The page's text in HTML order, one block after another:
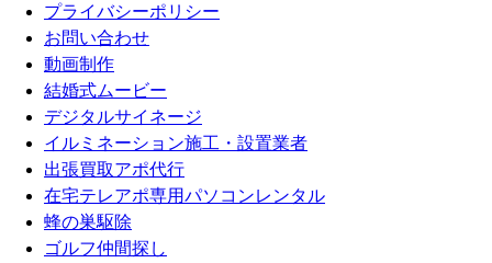
プライバシーポリシー
お問い合わせ
動画制作
結婚式ムービー
デジタルサイネージ
イルミネーション施工・設置業者
出張買取アポ代行
在宅テレアポ専用パソコンレンタル
蜂の巣駆除
ゴルフ仲間探し